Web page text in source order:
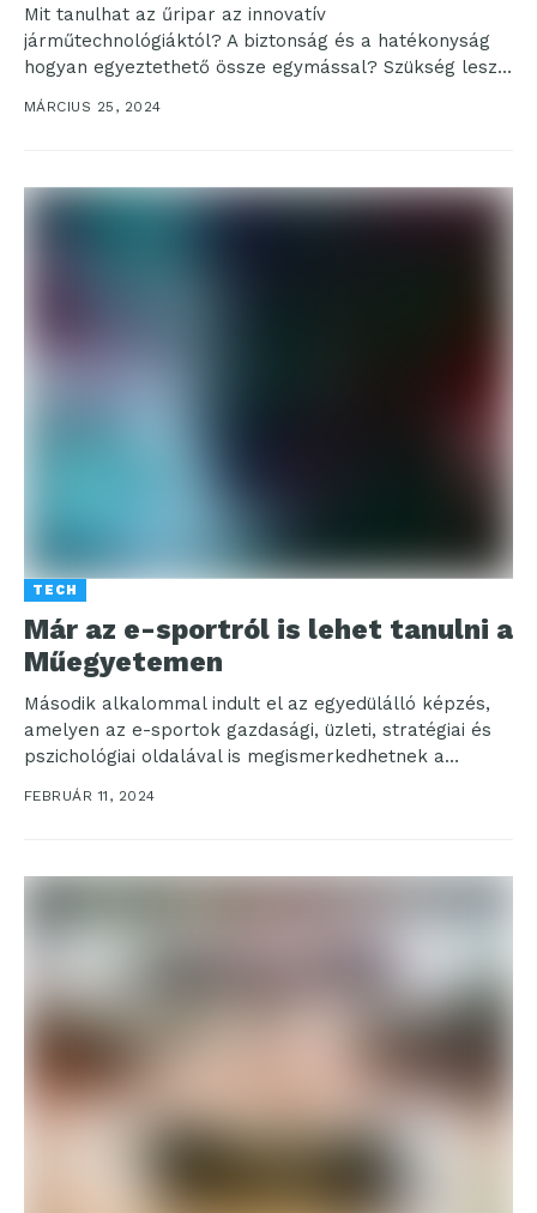
Mit tanulhat az űripar az innovatív
járműtechnológiáktól? A biztonság és a hatékonyság
hogyan egyeztethető össze egymással? Szükség lesz-
e még mérnökökre, vagy a mesterséges...
MÁRCIUS 25, 2024
TECH
Már az e-sportról is lehet tanulni a
Műegyetemen
Második alkalommal indult el az egyedülálló képzés,
amelyen az e-sportok gazdasági, üzleti, stratégiai és
pszichológiai oldalával is megismerkedhetnek a
hallgatók. A hazai e-sport...
FEBRUÁR 11, 2024